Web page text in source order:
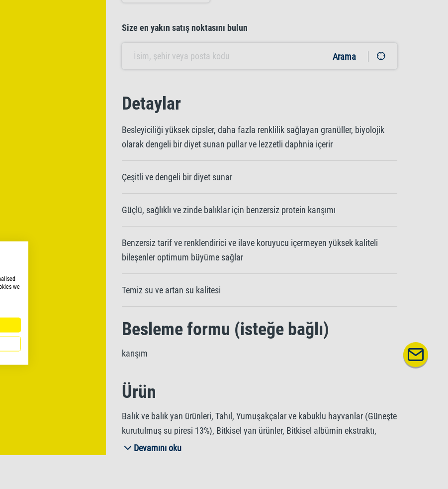
Size en yakın satış noktasını bulun
Arama
Detaylar
Besleyiciliği yüksek cipsler, daha fazla renklilik sağlayan granüller, biyolojik
olarak dengeli bir diyet sunan pullar ve lezzetli daphnia içerir
Çeşitli ve dengeli bir diyet sunar
Güçlü, sağlıklı ve zinde balıklar için benzersiz protein karışımı
Benzersiz tarif ve renklendirici ve ilave koruyucu içermeyen yüksek kaliteli
bileşenler optimum büyüme sağlar
Temiz su ve artan su kalitesi
Besleme formu (isteğe bağlı)
karışım
Ürün
Balık ve balık yan ürünleri, Tahıl, Yumuşakçalar ve kabuklu hayvanlar (Güneşte
kurutulmuş su piresi 13%), Bitkisel yan ürünler, Bitkisel albümin ekstraktı,
Mayalar, Sıvı ve katı yağlar, Yosunlar, Mineraller.
Devamını oku
we